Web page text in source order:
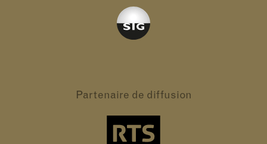
Partenaire de diffusion